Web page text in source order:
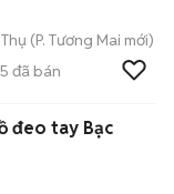
(P. Tương Mai mới)
đã bán
đeo tay Bạc